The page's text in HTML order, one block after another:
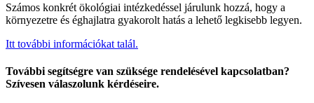
Számos konkrét ökológiai intézkedéssel járulunk hozzá, hogy a
környezetre és éghajlatra gyakorolt hatás a lehető legkisebb legyen.
Itt további információkat talál.
További segítségre van szüksége rendelésével kapcsolatban?
Szívesen válaszolunk kérdéseire.